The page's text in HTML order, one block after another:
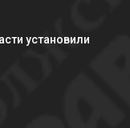
установили